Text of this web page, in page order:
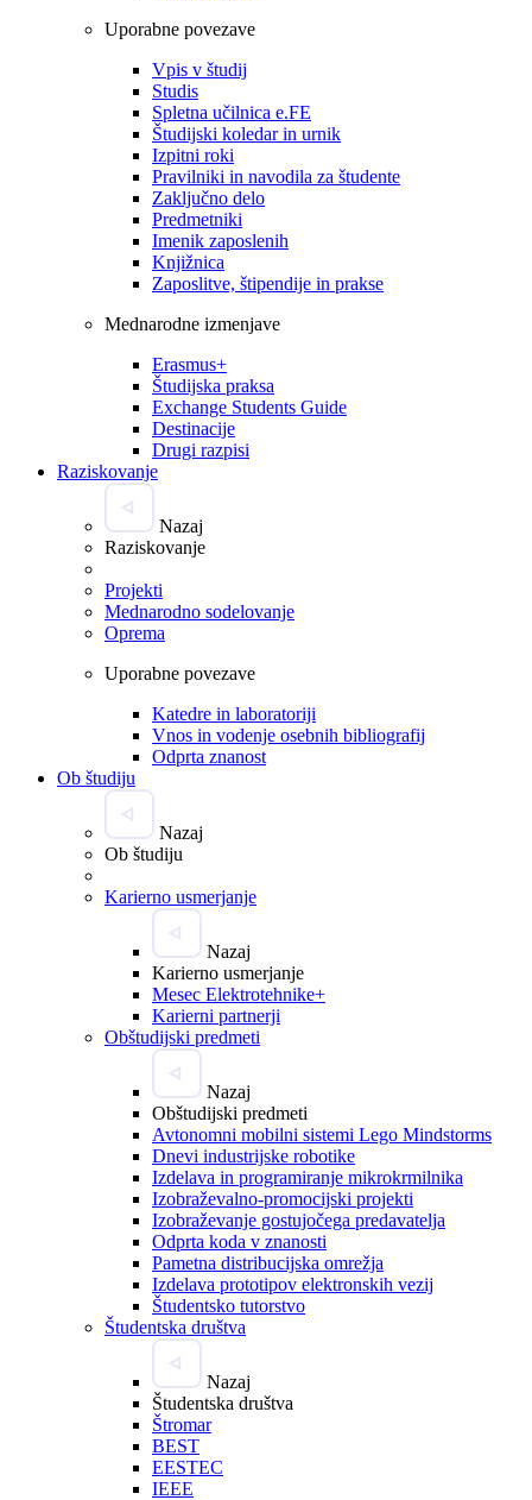
Uporabne povezave
Vpis v študij
Studis
Spletna učilnica e.FE
Študijski koledar in urnik
Izpitni roki
Pravilniki in navodila za študente
Zaključno delo
Predmetniki
Imenik zaposlenih
Knjižnica
Zaposlitve, štipendije in prakse
Mednarodne izmenjave
Erasmus+
Študijska praksa
Exchange Students Guide
Destinacije
Drugi razpisi
Raziskovanje
Nazaj
Raziskovanje
Projekti
Mednarodno sodelovanje
Oprema
Uporabne povezave
Katedre in laboratoriji
Vnos in vodenje osebnih bibliografij
Odprta znanost
Ob študiju
Nazaj
Ob študiju
Karierno usmerjanje
Nazaj
Karierno usmerjanje
Mesec Elektrotehnike+
Karierni partnerji
Obštudijski predmeti
Nazaj
Obštudijski predmeti
Avtonomni mobilni sistemi Lego Mindstorms
Dnevi industrijske robotike
Izdelava in programiranje mikrokrmilnika
Izobraževalno-promocijski projekti
Izobraževanje gostujočega predavatelja
Odprta koda v znanosti
Pametna distribucijska omrežja
Izdelava prototipov elektronskih vezij
Študentsko tutorstvo
Študentska društva
Nazaj
Študentska društva
Štromar
BEST
EESTEC
IEEE